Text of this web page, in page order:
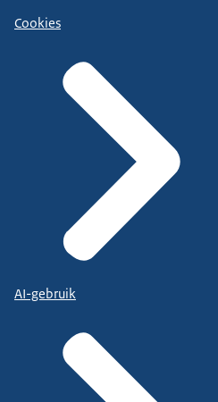
Cookies
AI-gebruik